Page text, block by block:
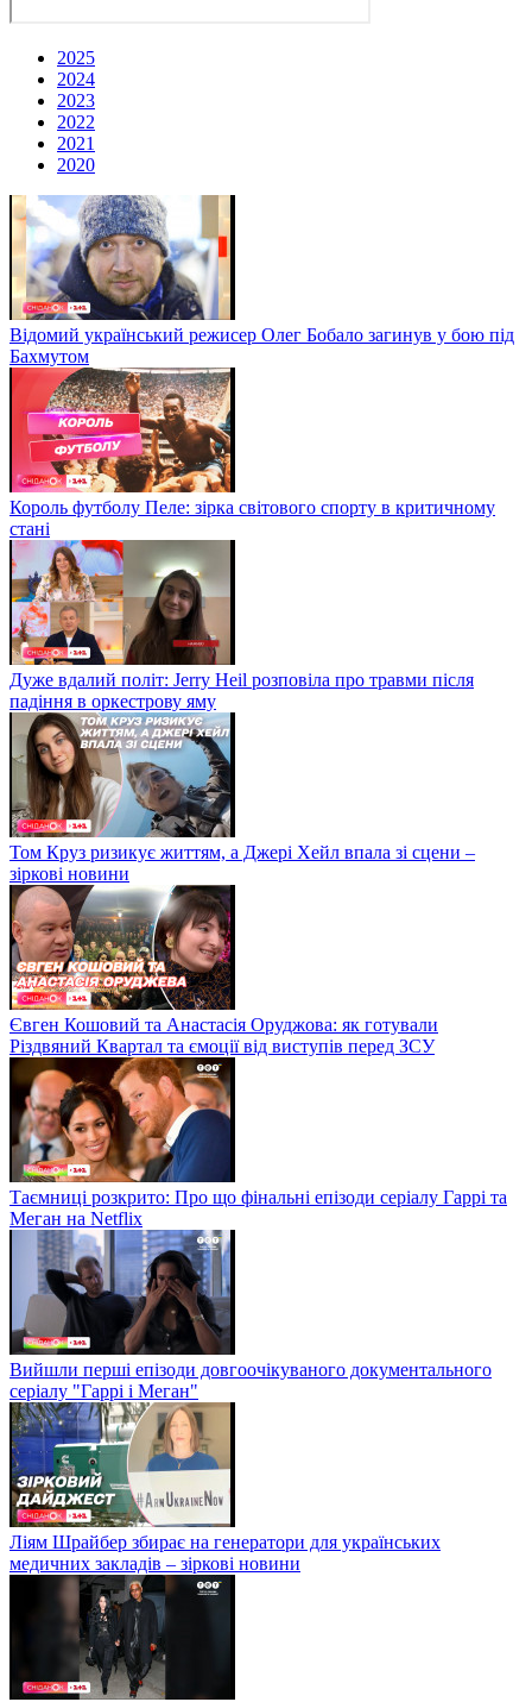
2025
2024
2023
2022
2021
2020
Відомий український режисер Олег Бобало загинув у бою під
Бахмутом
Король футболу Пеле: зірка світового спорту в критичному
стані
Дуже вдалий політ: Jerry Heil розповіла про травми після
падіння в оркестрову яму
Том Круз ризикує життям, а Джері Хейл впала зі сцени –
зіркові новини
Євген Кошовий та Анастасія Оруджова: як готували
Різдвяний Квартал та ємоції від виступів перед ЗСУ
Таємниці розкрито: Про що фінальні епізоди серіалу Гаррі та
Меган на Netflix
Вийшли перші епізоди довгоочікуваного документального
серіалу "Гаррі і Меган"
Ліям Шрайбер збирає на генератори для українських
медичних закладів – зіркові новини